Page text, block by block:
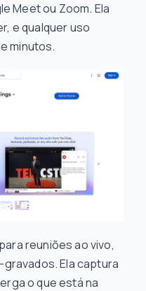
Meet ou Zoom. Ela
e qualquer uso
minutos.
reuniões ao vivo,
Ela captura
o que está na